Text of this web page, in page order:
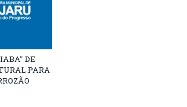
DE
PARA